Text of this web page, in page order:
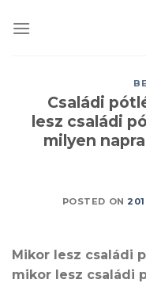
Családi
lesz családi
milyen
POSTED ON
Mikor lesz családi
mikor lesz családi